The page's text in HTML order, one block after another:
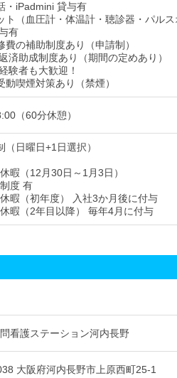
・iPadmini 貸与有
ト（血圧計・体温計・聴診器・パル
有
費の補助制度あり（申請制）
済助成制度あり（期間の定めあり）
験者も大歓迎！
動喫煙対策あり（禁煙）
（60分休憩）
（日曜日+1日選択）
暇（12月30日～1月3日）
度 有
暇（初年度） 入社3か月後に付与
暇（2年目以降） 毎年4月に付与
看護ステーション河内長野
大阪府河内長野市上原西町25-1